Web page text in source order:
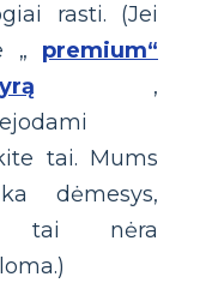
rasti. (Jei
„ premium“
,
tai. Mums
dėmesys,
tai nėra